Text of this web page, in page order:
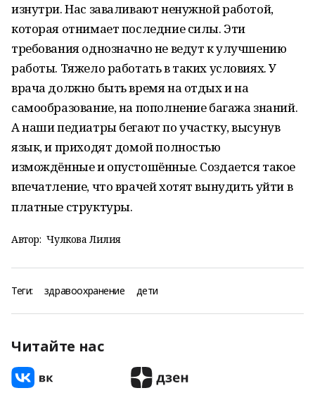
изнутри. Нас заваливают ненужной работой,
которая отнимает последние силы. Эти
требования однозначно не ведут к улучшению
работы. Тяжело работать в таких условиях. У
врача должно быть время на отдых и на
самообразование, на пополнение багажа знаний.
А наши педиатры бегают по участку, высунув
язык, и приходят домой полностью
измождённые и опустошённые. Создается такое
впечатление, что врачей хотят вынудить уйти в
платные структуры.
Автор: Чулкова Лилия
Теги: здравоохранение дети
Читайте нас